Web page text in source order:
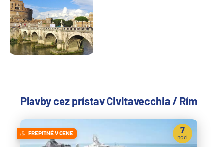
Plavby cez prístav Civitavecchia / Rím
PREPITNÉ V CENE 7
nocí